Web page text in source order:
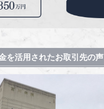
を活用されたお取引先の声